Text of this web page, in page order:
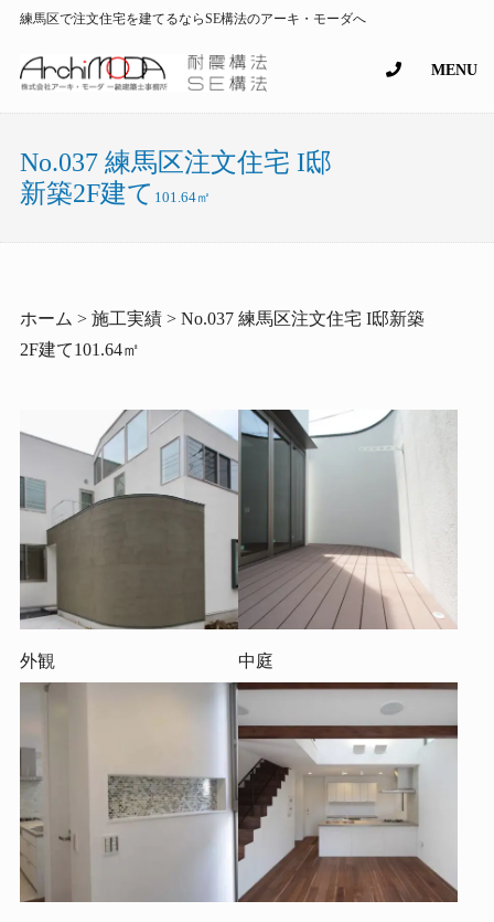
練馬区で注文住宅を建てるならSE構法のアーキ・モーダへ
MENU
No.037 練馬区注文住宅 I邸
新築2F建て 101.64㎡
ホーム > 施工実績 > No.037 練馬区注文住宅 I邸新築
2F建て101.64㎡
外観 中庭